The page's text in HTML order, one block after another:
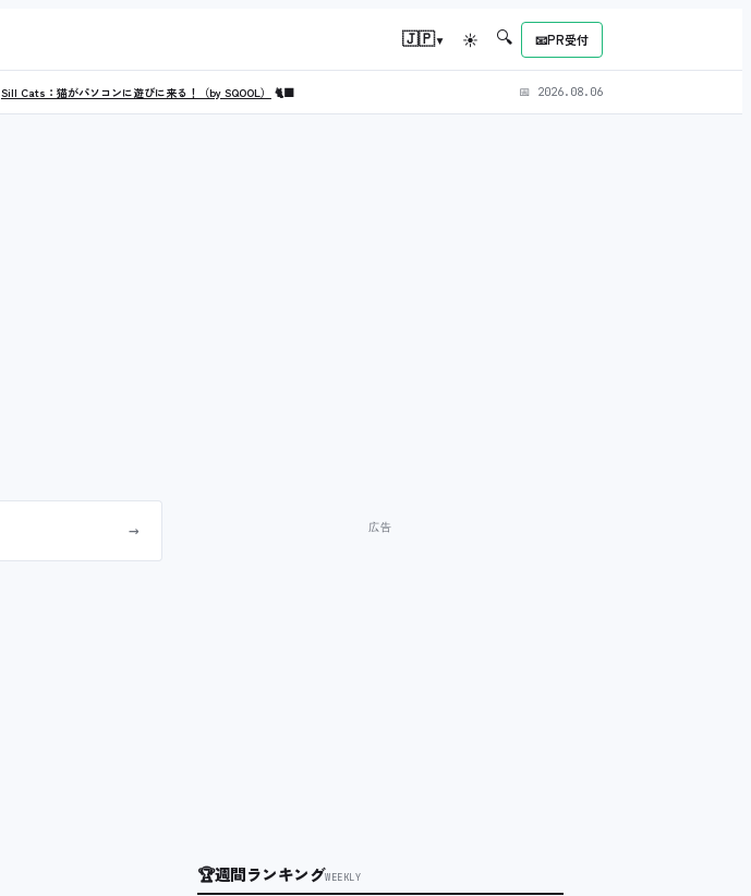
🇯🇵▾ ☀ 🔍 📧PR受付
Sill Cats：猫がパソコンに遊びに来る！（by SQOOL） 🐈‍⬛ 📅 2026.08.06
→
🏆週間ランキングWEEKLY